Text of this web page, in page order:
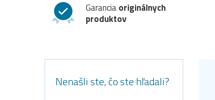
Garanciaoriginálnych
produktov
Nenašli ste, čo ste hľadali?